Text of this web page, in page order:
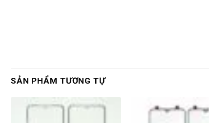
SẢN PHẨM TƯƠNG TỰ